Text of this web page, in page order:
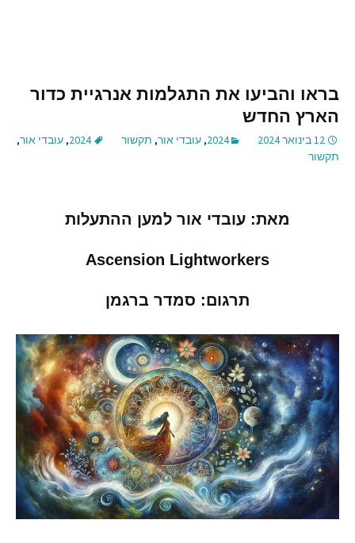
בראו והביעו את התגלמות אנרגיית כדור
הארץ החדש
12 בינואר 2024 2024
, עובדי אור, תקשור 2024
, עובדי אור,
תקשור
מאת: עובדי אור למען ההתעלות
Ascension Lightworkers
תרגום: סמדר ברגמן